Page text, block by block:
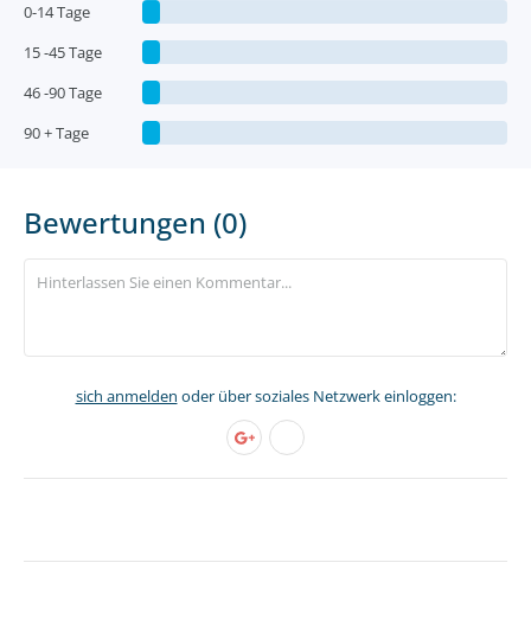
0-14 Tage
15 -45 Tage
46 -90 Tage
90 + Tage
Bewertungen (0)
sich anmelden oder über soziales Netzwerk einloggen: